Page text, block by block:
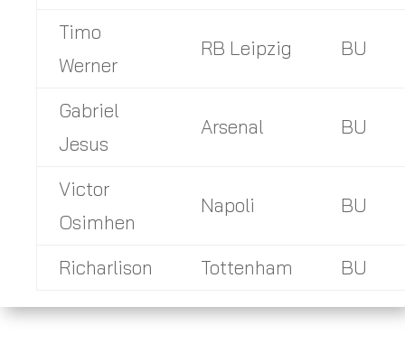
Timo
Werner
RB Leipzig BU
Gabriel
Jesus
Arsenal BU
Victor
Osimhen
Napoli BU
Richarlison Tottenham BU